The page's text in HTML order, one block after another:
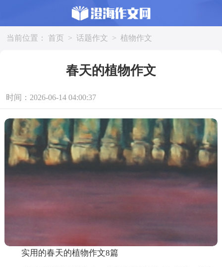
当前位置： 首页 > 话题作文 > 植物作文
春天的植物作文
时间：2026-06-14 04:00:37
实用的春天的植物作文8篇